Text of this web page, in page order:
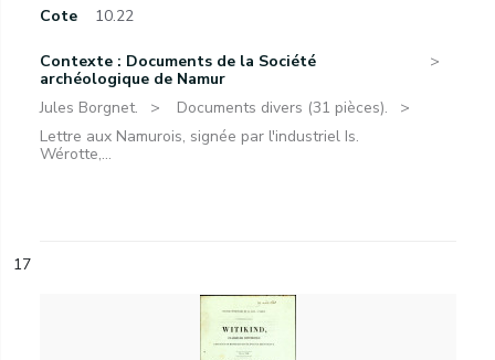
Cote 10.22
Contexte : Documents de la Société
archéologique de Namur
Jules Borgnet.
Documents divers (31 pièces).
Lettre aux Namurois, signée par l'industriel Is.
Wérotte,...
17